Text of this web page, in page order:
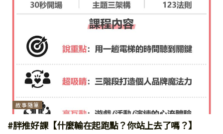
故事隨筆
#胖推好課【什麼輸在起跑點？你站上去了嗎？】